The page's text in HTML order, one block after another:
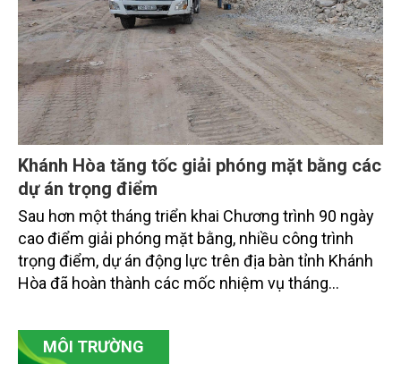
Khánh Hòa tăng tốc giải phóng mặt bằng các
dự án trọng điểm
Sau hơn một tháng triển khai Chương trình 90 ngày
cao điểm giải phóng mặt bằng, nhiều công trình
trọng điểm, dự án động lực trên địa bàn tỉnh Khánh
Hòa đã hoàn thành các mốc nhiệm vụ tháng
vụ tháng 8 và tháng 9 đang được tiếp tục triển khai
với tiến độ khác nhau.
MÔI TRƯỜNG